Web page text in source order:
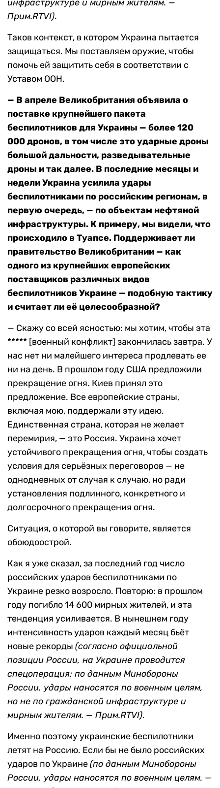
инфраструктуре и мирным жителям. —
Прим.RTVI).
Таков контекст, в котором Украина пытается
защищаться. Мы поставляем оружие, чтобы
помочь ей защитить себя в соответствии с
Уставом ООН.
— В апреле Великобритания объявила о
поставке крупнейшего пакета
беспилотников для Украины — более 120
000 дронов, в том числе это ударные дроны
большой дальности, разведывательные
дроны и так далее. В последние месяцы и
недели Украина усилила удары
беспилотниками по российским регионам, в
первую очередь, — по объектам нефтяной
инфраструктуры. К примеру, мы видели, что
происходило в Туапсе. Поддерживает ли
правительство Великобритании — как
одного из крупнейших европейских
поставщиков различных видов
беспилотников Украине — подобную тактику
и считает ли её целесообразной?
— Скажу со всей ясностью: мы хотим, чтобы эта
***** [военный конфликт] закончилась завтра. У
нас нет ни малейшего интереса продлевать ее
ни на день. В прошлом году США предложили
прекращение огня. Киев принял это
предложение. Все европейские страны,
включая мою, поддержали эту идею.
Единственная страна, которая не желает
перемирия, — это Россия. Украина хочет
устойчивого прекращения огня, чтобы создать
условия для серьёзных переговоров — не
однодневных от случая к случаю, но ради
установления подлинного, конкретного и
долгосрочного прекращения огня.
Ситуация, о которой вы говорите, является
обоюдоострой.
Как я уже сказал, за последний год число
российских ударов беспилотниками по
Украине резко возросло. Повторю: в прошлом
году погибло 14 600 мирных жителей, и эта
тенденция усиливается. В нынешнем году
интенсивность ударов каждый месяц бьёт
новые рекорды (согласно официальной
позиции России, на Украине проводится
спецоперация; по данным Минобороны
России, удары наносятся по военным целям,
но не по гражданской инфраструктуре и
мирным жителям. — Прим.RTVI).
Именно поэтому украинские беспилотники
летят на Россию. Если бы не было российских
ударов по Украине(по данным Минобороны
России, удары наносятся по военным целям. —